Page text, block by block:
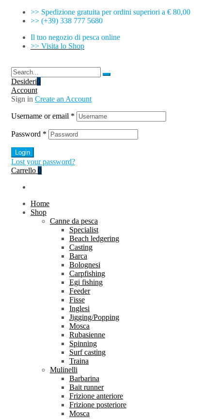
>> Spedizione gratuita per ordini superiori a € 80,00
>> (+39) 338 777 5680
Il tuo negozio di pesca online
>> Visita lo Shop
Desideri0
Account
Sign in Create an Account
Username or email *
Password *
Login
Lost your password?
Carrello 0
Home
Shop
Canne da pesca
Specialist
Beach ledgering
Casting
Barca
Bolognesi
Carpfishing
Egi fishing
Feeder
Fisse
Inglesi
Jigging/Popping
Mosca
Rubasienne
Spinning
Surf casting
Traina
Mulinelli
Barbarina
Bait runner
Frizione anteriore
Frizione posteriore
Mosca